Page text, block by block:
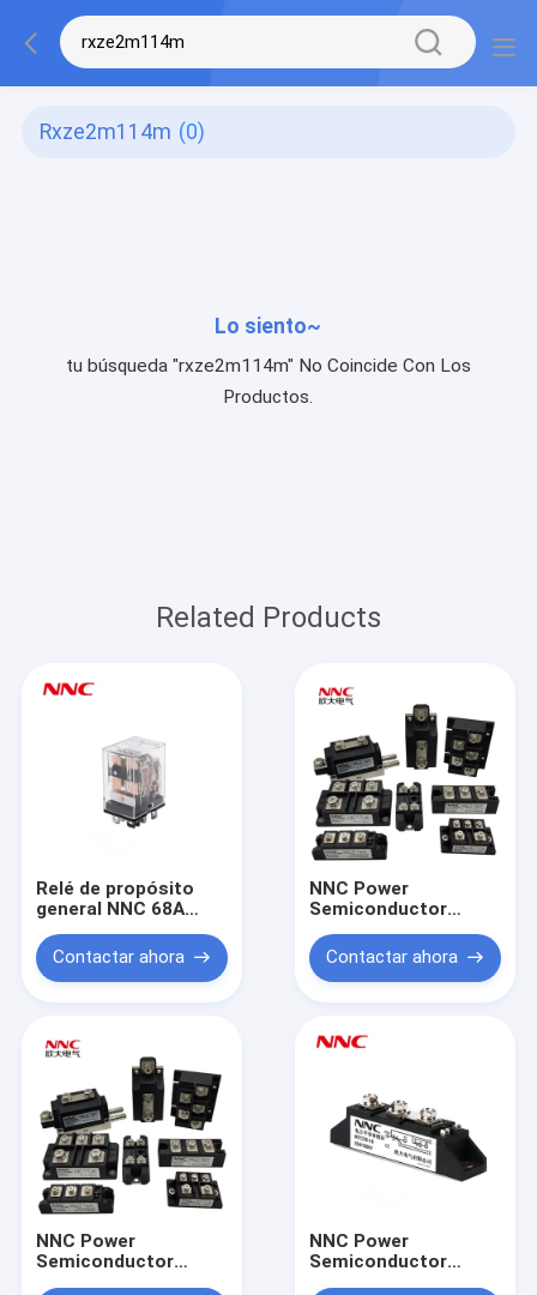
Rxze2m114m (0)
Lo siento~
tu búsqueda "rxze2m114m" No Coincide Con Los
Productos.
Related Products
Relé de propósito
general NNC 68A
JQX-13F
Contactar ahora
NNC Power
Semiconductor
Module
QL/SQL/KBPC
Contactar ahora
NNC Power
Semiconductor
NNC Power
Semiconductor